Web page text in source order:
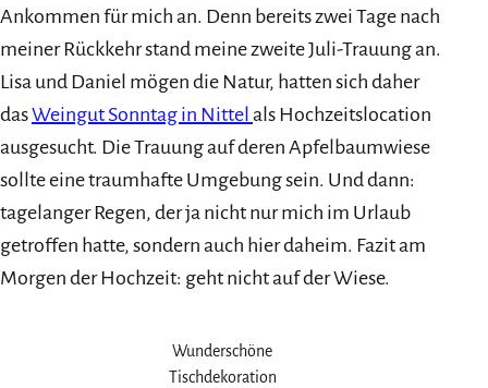
Ankommen für mich an. Denn bereits zwei Tage nach
meiner Rückkehr stand meine zweite Juli-Trauung an.
Lisa und Daniel mögen die Natur, hatten sich daher
dasWeingut Sonntag in Nittel als Hochzeitslocation
ausgesucht. Die Trauung auf deren Apfelbaumwiese
sollte eine traumhafte Umgebung sein. Und dann:
tagelanger Regen, der ja nicht nur mich im Urlaub
getroffen hatte, sondern auch hier daheim. Fazit am
Morgen der Hochzeit: geht nicht auf der Wiese.
Wunderschöne
Tischdekoration